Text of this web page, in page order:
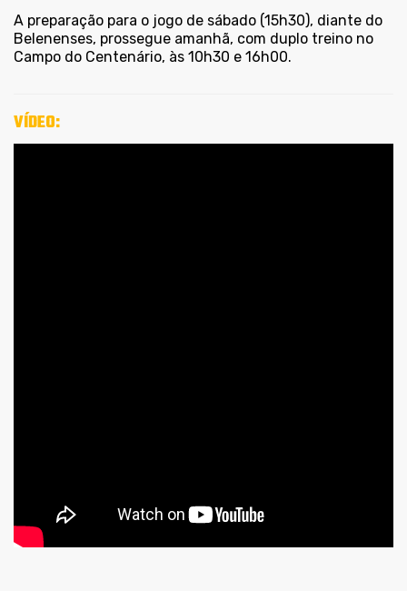
A preparação para o jogo de sábado (15h30), diante do
Belenenses, prossegue amanhã, com duplo treino no
Campo do Centenário, às 10h30 e 16h00.
VÍDEO: